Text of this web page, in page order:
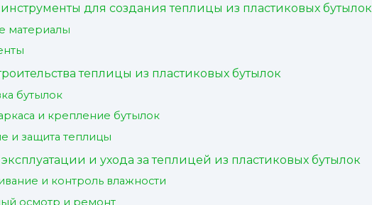
для создания теплицы из пластиковых бутылок
материалы
теплицы из пластиковых бутылок
бутылок
и крепление бутылок
и защита теплицы
и ухода за теплицей из пластиковых бутылок
и контроль влажности
осмотр и ремонт